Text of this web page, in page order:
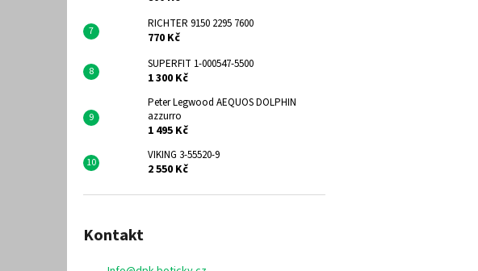
RICHTER 9150 2295 7600
770 Kč
SUPERFIT 1-000547-5500
1 300 Kč
Peter Legwood AEQUOS DOLPHIN
azzurro
1 495 Kč
VIKING 3-55520-9
2 550 Kč
Kontakt